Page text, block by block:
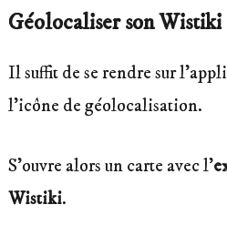
Géolocaliser son Wistiki
Il suffit de se rendre sur
l’icône de géolocalisation.
S’ouvre alors un carte avec l’
Wistiki.